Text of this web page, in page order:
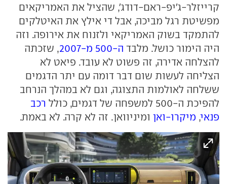
קרייזלר-ג'יפ-ראם-דודג', שהציל את האמריקאים
מפשיטת רגל מביכה, אבל די אילץ את האיטלקים
להתמקד בשוק האמריקאי ולזנוח את אירופה. וזה
היה הימור כושל. מלבד ה-500 מ-2007
, שזכתה
להצלחה אדירה, זה פשוט לא עובד. פיאט לא
הצליחה לעשות שום דבר דומה עם יתר הדגמים
ששלחה לאולמות התצוגה, וגם לא במהלך הנרחב
להפיכת ה-500 למשפחה של דגמים, כולל
רכב
פנאי, מיקרו-ואן ומיניוואן. זה לא קרה. לא באמת.